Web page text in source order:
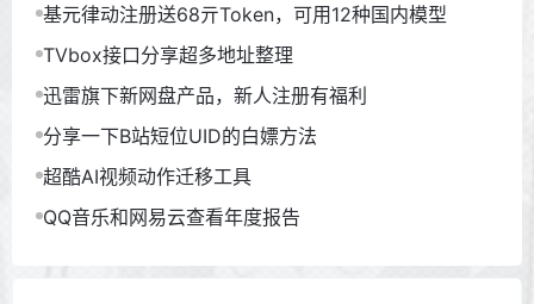
基元律动注册送68亓Token，可用12种国内模型
TVbox接口分享超多地址整理
迅雷旗下新网盘产品，新人注册有福利
分享一下B站短位UID的白嫖方法
超酷AI视频动作迁移工具
QQ音乐和网易云查看年度报告